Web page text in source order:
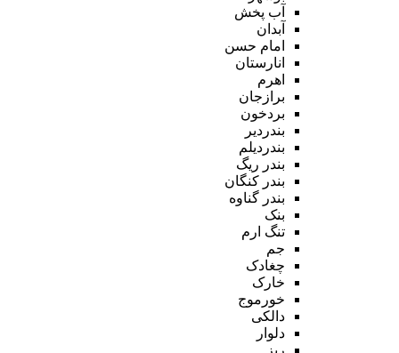
آب پخش
آبدان
امام حسن
انارستان
اهرم
برازجان
بردخون
بندردیر
بندردیلم
بندر ریگ
بندر کنگان
بندر گناوه
بنک
تنگ ارم
جم
چغادک
خارک
خورموج
دالکی
دلوار
ریز